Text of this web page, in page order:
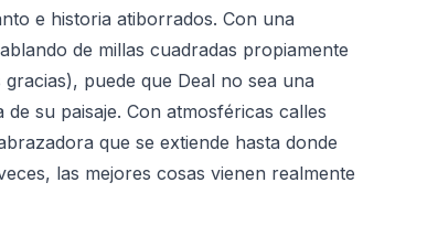
e historia atiborrados. Con una
de millas cuadradas propiamente
puede que Deal no sea una
su paisaje. Con atmosféricas calles
que se extiende hasta donde
las mejores cosas vienen realmente